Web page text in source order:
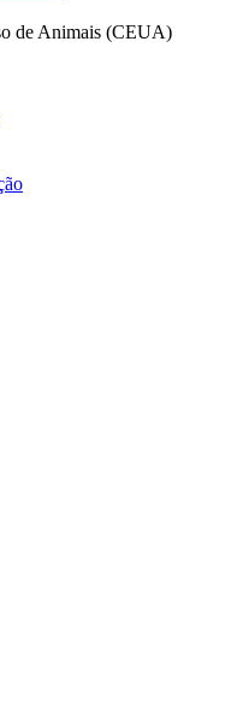
de Animais (CEUA)